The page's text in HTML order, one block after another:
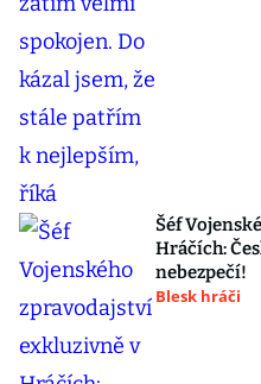
Šéf
Hráčích:
nebezpečí!
Blesk hráči